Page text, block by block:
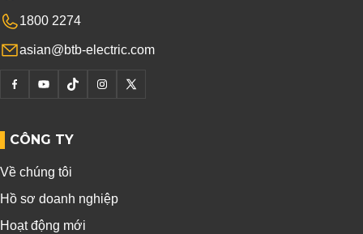
1800 2274
asian@btb-electric.com
CÔNG TY
Về chúng tôi
Hồ sơ doanh nghiệp
Hoạt động mới